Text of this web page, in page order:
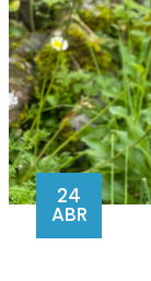
24
ABR